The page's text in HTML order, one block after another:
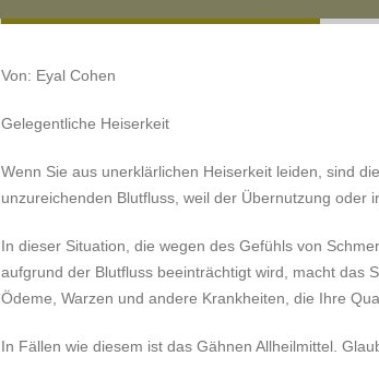
Von: Eyal Cohen
Gelegentliche Heiserkeit
Wenn Sie aus unerklärlichen Heiserkeit leiden, sind
unzureichenden Blutfluss, weil der Übernutzung oder
In dieser Situation, die wegen des Gefühls von
aufgrund der Blutfluss beeinträchtigt wird, macht das
Ödeme, Warzen und andere Krankheiten, die Ihre
In Fällen wie diesem ist das Gähnen Allheilmittel.